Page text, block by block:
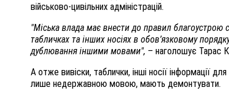
військово-цивільних адміністрацій.
"Міська влада має внести до правил благоустрою
табличках та інших носіях в обов’язковому
дублювання іншими мовами", – наголошує Тарас
А отже вивіски, таблички, інші носії інформації
лише недержавною мовою, мають демонтувати.